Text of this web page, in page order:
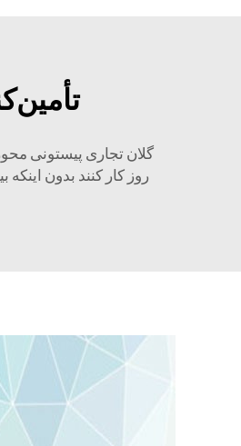
گلان تجاری پیستونی
روز کار کنند بدون